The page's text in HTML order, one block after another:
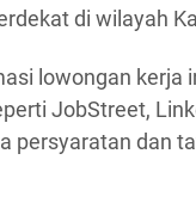
di wilayah
lowongan kerja
JobStreet,
persyaratan dan